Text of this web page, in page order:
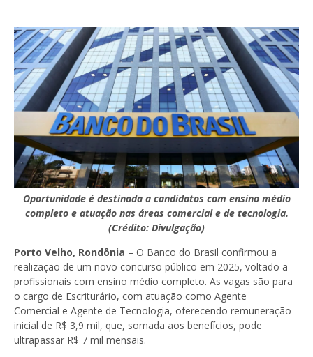
Oportunidade é destinada a candidatos com ensino médio
completo e atuação nas áreas comercial e de tecnologia.
(Crédito: Divulgação)
Porto Velho, Rondônia – O Banco do Brasil confirmou a
realização de um novo concurso público em 2025, voltado a
profissionais com ensino médio completo. As vagas são para
o cargo de Escriturário, com atuação como Agente
Comercial e Agente de Tecnologia, oferecendo remuneração
inicial de R$ 3,9 mil, que, somada aos benefícios, pode
ultrapassar R$ 7 mil mensais.